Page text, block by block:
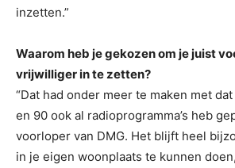
inzetten.”
Waarom heb je gekozen om je juist
vrijwilliger in te zetten?
“Dat had onder meer te maken met
en 90 ook al radioprogramma’s heb
voorloper van DMG. Het blijft heel
in je eigen woonplaats te kunnen